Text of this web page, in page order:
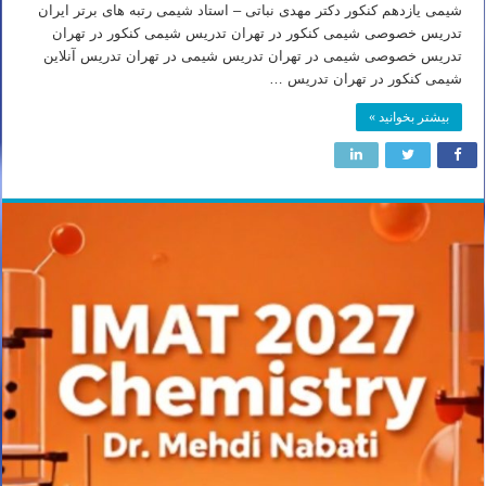
شیمی یازدهم کنکور دکتر مهدی نباتی – استاد شیمی رتبه های برتر ایران
تدریس خصوصی شیمی کنکور در تهران تدریس شیمی کنکور در تهران
تدریس خصوصی شیمی در تهران تدریس شیمی در تهران تدریس آنلاین
شیمی کنکور در تهران تدریس …
بیشتر بخوانید »